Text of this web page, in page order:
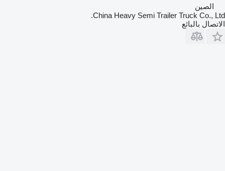
الصين
China Heavy Semi Trailer Truck Co., Ltd.
الاتصال بالبائع